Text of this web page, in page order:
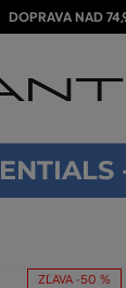
DOPRAVA NAD
ZĽAVA -50 %